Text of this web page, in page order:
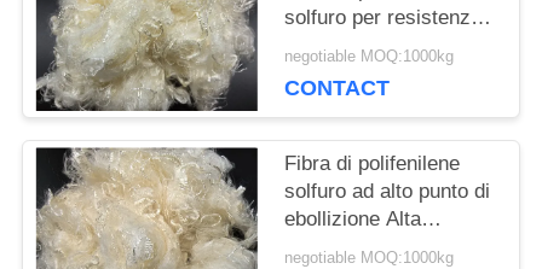
DEL
SITO
PRIVACY
POLICY
solfuro per resistenza
alle alte temperature
negotiable MOQ:1000kg
CONTACT
Fibra di polifenilene
solfuro ad alto punto di
ebollizione Alta
durezza e resistenza
negotiable MOQ:1000kg